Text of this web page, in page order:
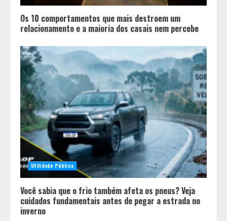
Os 10 comportamentos que mais destroem um
relacionamento e a maioria dos casais nem percebe
Utilidade Pública
Você sabia que o frio também afeta os pneus? Veja
cuidados fundamentais antes de pegar a estrada no
inverno